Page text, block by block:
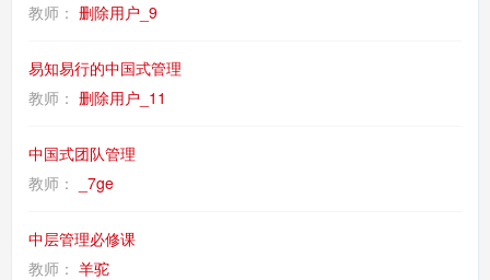
教师： 删除用户_9
易知易行的中国式管理
教师： 删除用户_11
中国式团队管理
教师：
_7ge
中层管理必修课
教师： 羊驼